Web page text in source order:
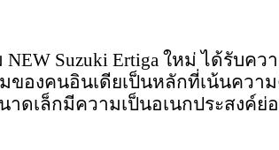
Suzuki Ertiga ใหม่ ได้รับค
ของคนอินเดียเป็นหลักที่เน้นควา
ดเล็กมีความเป็นอเนกประสงค์ย่